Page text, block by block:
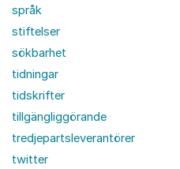
språk
stiftelser
sökbarhet
tidningar
tidskrifter
tillgängliggörande
tredjepartsleverantörer
twitter